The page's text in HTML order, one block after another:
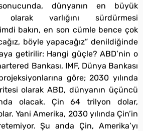
dünyanın en büyük
varlığını sürdürmesi
bakın, en son cümle bence çok
böyle yapacağız” denildiğinde
getirilir: Hangi güçle? ABD’nin o
Bankası, IMF, Dünya Bankası
göre; 2030 yılında
olarak ABD, dünyanın üçüncü
olacak. Çin 64 trilyon dolar,
Yani Amerika, 2030 yılında Çin’in
Şu anda Çin, Amerika’yı